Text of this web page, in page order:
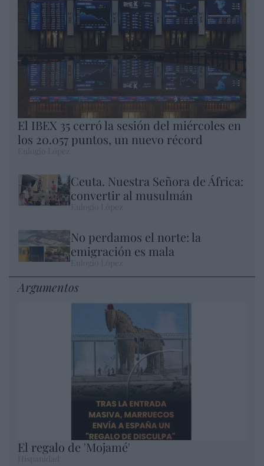
El IBEX 35 cerró la sesión del miércoles en
los 20.057 puntos, un nuevo récord
Ceuta. Nuestra Señora de África:
convertir al musulmán
No perdamos el norte: la
emigración es mala
Argumentos
El regalo de 'Mojamé'